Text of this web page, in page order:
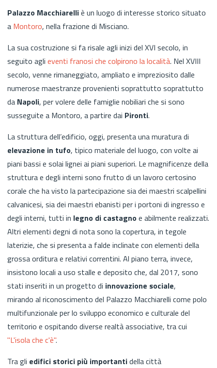
Palazzo Macchiarelliè un luogo di interesse storico situato
a Montoro, nella frazione di Misciano.
La sua costruzione si fa risale agli inizi del XVI secolo, in
seguito agli eventi franosi che colpirono la località. Nel XVIII
secolo, venne rimaneggiato, ampliato e impreziosito dalle
numerose maestranze provenienti soprattutto soprattutto
da Napoli, per volere delle famiglie nobiliari che si sono
susseguite a Montoro, a partire dai Pironti.
La struttura dell’edificio, oggi, presenta una muratura di
elevazione in tufo, tipico materiale del luogo, con volte ai
piani bassi e solai lignei ai piani superiori. Le magnificenze della
struttura e degli interni sono frutto di un lavoro certosino
corale che ha visto la partecipazione sia dei maestri scalpellini
calvanicesi, sia dei maestri ebanisti per i portoni di ingresso e
degli interni, tutti in legno di castagnoe abilmente realizzati.
Altri elementi degni di nota sono la copertura, in tegole
laterizie, che si presenta a falde inclinate con elementi della
grossa orditura e relativi correntini. Al piano terra, invece,
insistono locali a uso stalle e deposito che, dal 2017, sono
stati inseriti in un progetto di innovazione sociale,
mirando al riconoscimento del Palazzo Macchiarelli come polo
multifunzionale per lo sviluppo economico e culturale del
territorio e ospitando diverse realtà associative, tra cui
"L'isola che c'è".
Tra gli edifici storici più importantidella città